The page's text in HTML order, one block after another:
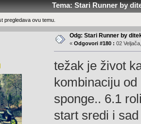
Tema: Stari Runner by
pregledava ovu temu.
Odg: Stari Runner by
« Odgovori #180 : 02
težak je život
kombinaciju
sponge.. 6.1
start sredi i